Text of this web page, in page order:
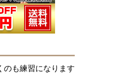
のも練習になります